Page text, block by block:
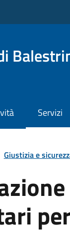
Servizi
Giustizia e